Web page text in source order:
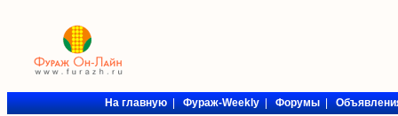
На главную|Фураж-Weekly|Форумы|